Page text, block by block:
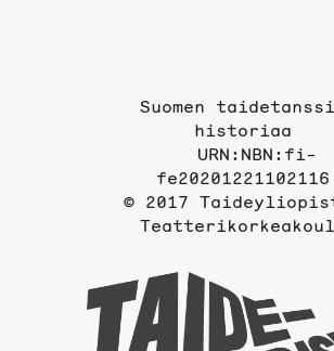
Suomen
historiaa
URN:NBN:fi-
fe20201221102116
© 2017